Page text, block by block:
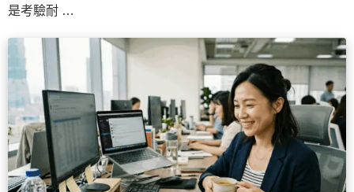
是考驗耐 …